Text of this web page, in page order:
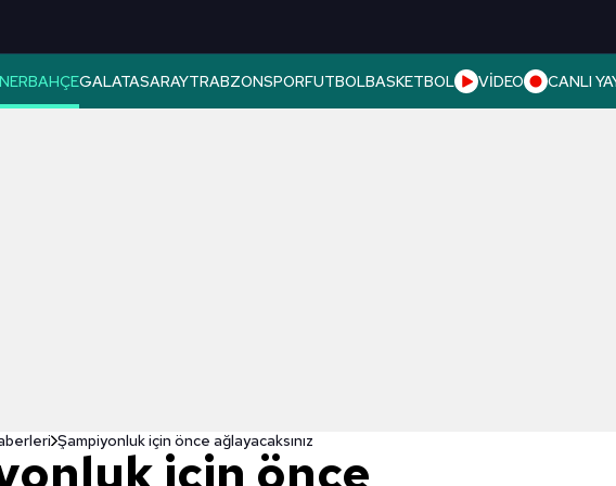
GALATASARAYTRABZONSPORFUTBOLBASKETBOL VİDEO CANLI
Şampiyonluk için önce ağlayacaksınız
için önce